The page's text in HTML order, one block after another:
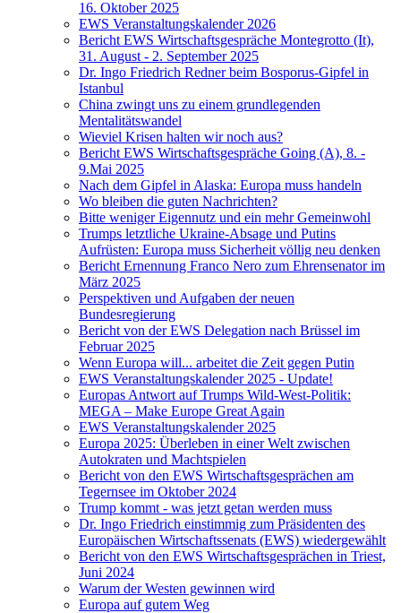
16. Oktober 2025
EWS Veranstaltungskalender 2026
Bericht EWS Wirtschaftsgespräche Montegrotto (It),
31. August - 2. September 2025
Dr. Ingo Friedrich Redner beim Bosporus-Gipfel in
Istanbul
China zwingt uns zu einem grundlegenden
Mentalitätswandel
Wieviel Krisen halten wir noch aus?
Bericht EWS Wirtschaftsgespräche Going (A), 8. -
9.Mai 2025
Nach dem Gipfel in Alaska: Europa muss handeln
Wo bleiben die guten Nachrichten?
Bitte weniger Eigennutz und ein mehr Gemeinwohl
Trumps letztliche Ukraine-Absage und Putins
Aufrüsten: Europa muss Sicherheit völlig neu denken
Bericht Ernennung Franco Nero zum Ehrensenator im
März 2025
Perspektiven und Aufgaben der neuen
Bundesregierung
Bericht von der EWS Delegation nach Brüssel im
Februar 2025
Wenn Europa will... arbeitet die Zeit gegen Putin
EWS Veranstaltungskalender 2025 - Update!
Europas Antwort auf Trumps Wild-West-Politik:
MEGA – Make Europe Great Again
EWS Veranstaltungskalender 2025
Europa 2025: Überleben in einer Welt zwischen
Autokraten und Machtspielen
Bericht von den EWS Wirtschaftsgesprächen am
Tegernsee im Oktober 2024
Trump kommt - was jetzt getan werden muss
Dr. Ingo Friedrich einstimmig zum Präsidenten des
Europäischen Wirtschaftssenats (EWS) wiedergewählt
Bericht von den EWS Wirtschaftsgesprächen in Triest,
Juni 2024
Warum der Westen gewinnen wird
Europa auf gutem Weg